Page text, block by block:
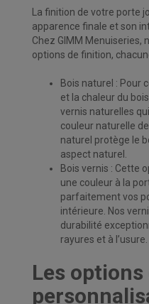
La finition de votre porte
apparence finale et son
Chez GIMM Menuiseries,
options de finition,
Bois naturel : Pour ceux qui apprécient l’authenticité
et la chaleur du
vernis naturelles
couleur naturelle
naturel protège le
aspect naturel.
Bois vernis : Cette option offre une finition lisse et
une couleur à la
parfaitement vos
intérieure. Nos
durabilité
rayures et à l’usure.
Les options